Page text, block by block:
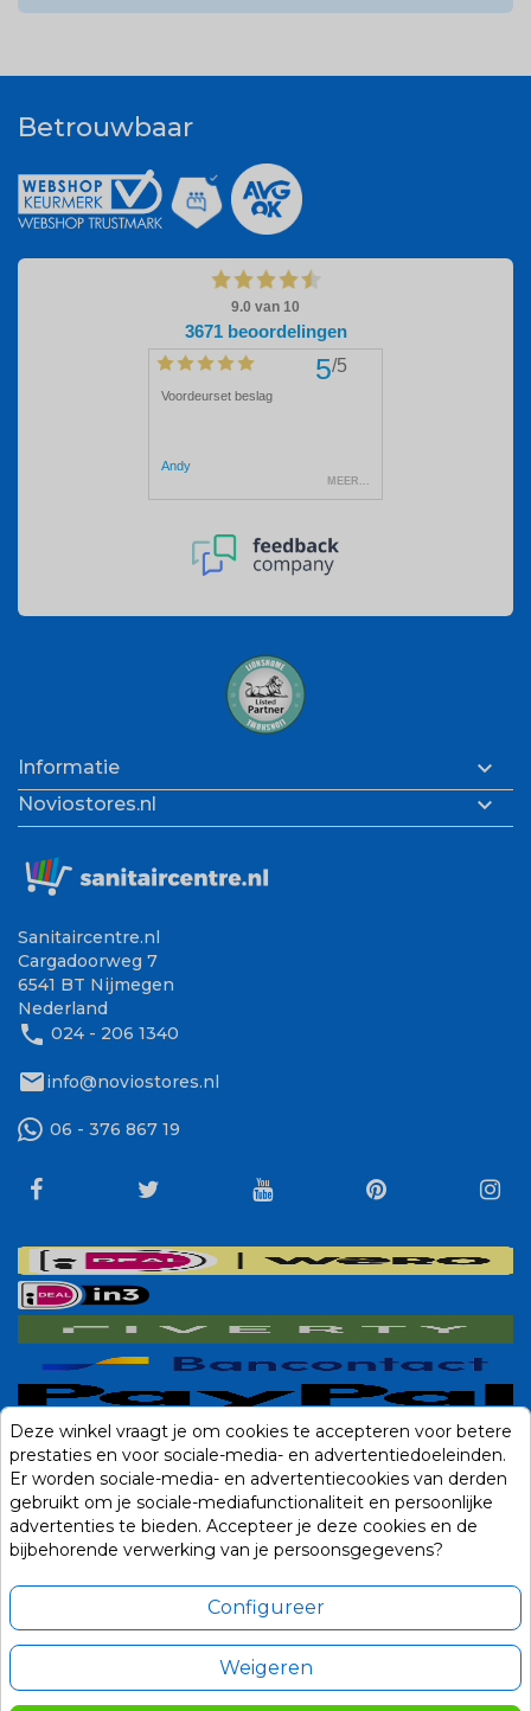
Betrouwbaar
Informatie 
Noviostores.nl 
Sanitaircentre.nl
Cargadoorweg 7
6541 BT Nijmegen
Nederland
phone 024 - 206 1340
mailinfo@noviostores.nl
06 - 376 867 19
Deze winkel vraagt je om cookies te accepteren voor betere
prestaties en voor sociale-media- en advertentiedoeleinden.
Er worden sociale-media- en advertentiecookies van derden
gebruikt om je sociale-mediafunctionaliteit en persoonlijke
advertenties te bieden. Accepteer je deze cookies en de
bijbehorende verwerking van je persoonsgegevens?
Configureer
Weigeren